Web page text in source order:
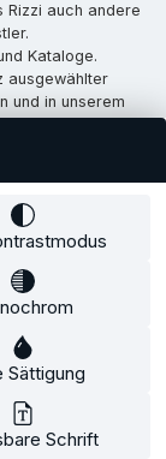
auch andere
Kataloge.
ausgewählter
und in unserem
und
Sättigung
Schrift